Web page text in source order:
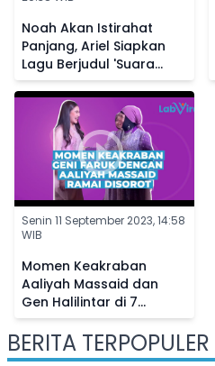
Noah Akan Istirahat
Panjang, Ariel Siapkan
Lagu Berjudul 'Suara
Dalam Kepala' Buat
Penggemar
Senin 11 September 2023, 14:58
WIB
Momen Keakraban
Aaliyah Massaid dan
Gen Halilintar di 7
Bulanan Aurel
Hermansyah, Netizen
Bandingkan Sikapnya ke
BERITA TERPOPULER